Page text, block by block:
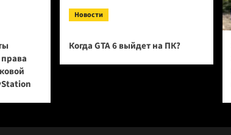
Новости
Когда GTA 6 выйдет на ПК?